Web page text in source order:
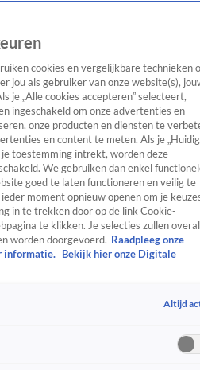
TV Algemeen
Tip
RealityCrimeVideo's
cookies en vergelijkbare technieken
jou als gebruiker van onze website(s),
je „Alle cookies accepteren” selecteert,
ingeschakeld om onze advertenties en
onze producten en diensten te
en content te meten. Als je
je toestemming intrekt, worden deze
We gebruiken dan enkel
goed te laten functioneren en veilig te
moment opnieuw openen om je
in te trekken door op de link Cookie-
te klikken. Je selecties zullen overal
worden doorgevoerd. Raadpleeg onze
informatie.
Bekijk hier onze Digitale
Altijd